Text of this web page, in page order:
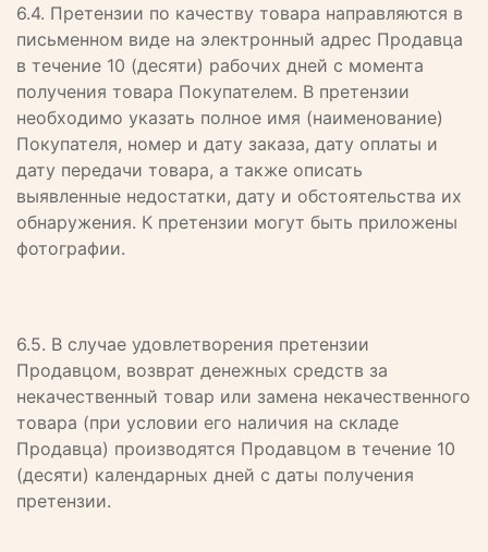
6.4. Претензии по качеству товара направляются в
письменном виде на электронный адрес Продавца
в течение 10 (десяти) рабочих дней с момента
получения товара Покупателем. В претензии
необходимо указать полное имя (наименование)
Покупателя, номер и дату заказа, дату оплаты и
дату передачи товара, а также описать
выявленные недостатки, дату и обстоятельства их
обнаружения. К претензии могут быть приложены
фотографии.
6.5. В случае удовлетворения претензии
Продавцом, возврат денежных средств за
некачественный товар или замена некачественного
товара (при условии его наличия на складе
Продавца) производятся Продавцом в течение 10
(десяти) календарных дней с даты получения
претензии.